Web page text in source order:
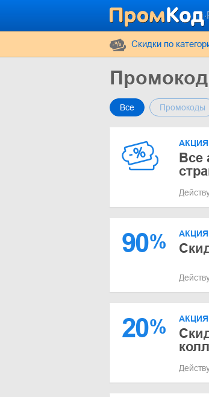
Cкидки по
Все Промокоды
АКЦИЯ
Все
90% АКЦИЯ
20% АКЦИЯ